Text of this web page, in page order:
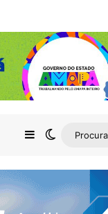
Barra Lateral
Switch